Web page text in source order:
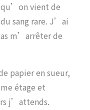
qu’on vient de
sang rare. J’ai
m’arrêter de
papier en sueur,
étage et
j’attends.